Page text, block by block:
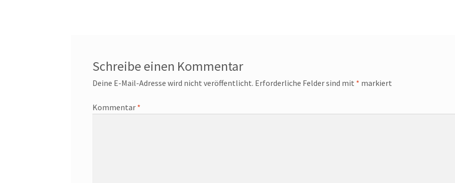
Schreibe einen Kommentar
Deine E-Mail-Adresse wird nicht veröffentlicht. Erforderliche Felder sind mit * markiert
Kommentar *